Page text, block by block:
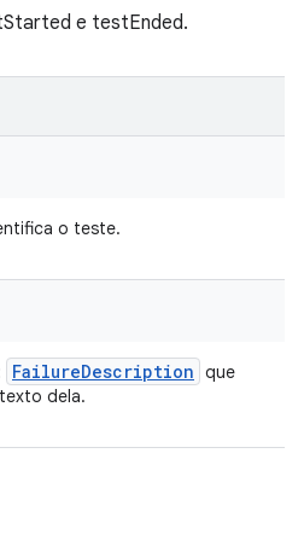
e testEnded.
o teste.
FailureDescription que
dela.